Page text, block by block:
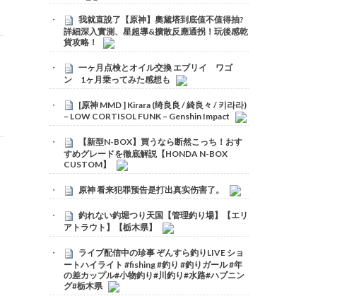
我就直說了【原神】奧黛塔到底值不值得抽?
詳細深入實測、星超導&擴散反應通拐！玩後感乾
貨攻略！
一ヶ月点検とオイル交換 エブリイ ワゴ
ン 1ヶ月乗ってみた感想も
[原神 MMD ] Kirara (绮良良 / 綺良々 / 키라라)
– LOW CORTISOL FUNK – Genshin Impact
【新型N-BOX】買うなら断然こっち！おす
すめグレードを徹底解説【HONDA N-BOX
CUSTOM】
原神 看来犯罪预告是打出真实伤害了。
釣れない釣堀つり天国【管理釣り場】【エリ
アトラウト】【栃木県】
ライブ配信中の珍事 ぞんすら釣りLIVE ショ
ートハイライト #fishing #釣り #釣りガール #年
の差カップル#小物釣り#川釣り#水路#ハプニン
グ#栃木県